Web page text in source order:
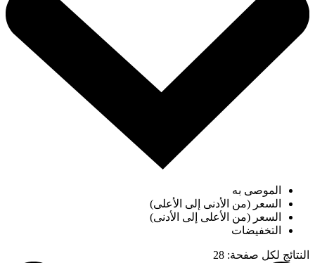
الموصى به
السعر (من الأدنى إلى الأعلى)
السعر (من الأعلى إلى الأدنى)
التخفيضات
النتائج لكل صفحة:
28